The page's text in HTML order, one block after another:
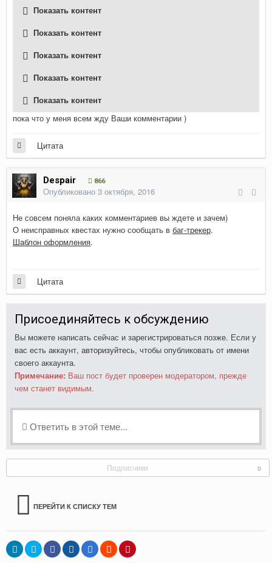
Показать контент
Показать контент
Показать контент
Показать контент
Показать контент
пока что у меня всем жду Ваши комментарии )
Цитата
Despair 866
Опубликовано 3 октября, 2016
Не совсем поняла каких комментариев вы ждете и зачем)
О неисправных квестах нужно сообщать в баг-трекер.
Шаблон оформления.
Цитата
Присоединяйтесь к обсуждению
Вы можете написать сейчас и зарегистрироваться позже. Если у
вас есть аккаунт, авторизуйтесь, чтобы опубликовать от имени
своего аккаунта.
Примечание: Ваш пост будет проверен модератором, прежде
чем станет видимым.
Ответить в этой теме...
Подписчики 0
ПЕРЕЙТИ К СПИСКУ ТЕМ